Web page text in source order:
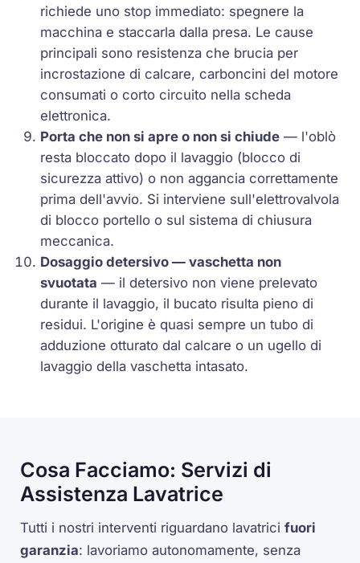
richiede uno stop immediato: spegnere la
macchina e staccarla dalla presa. Le cause
principali sono resistenza che brucia per
incrostazione di calcare, carboncini del motore
consumati o corto circuito nella scheda
elettronica.
Porta che non si apre o non si chiude — l'oblò
resta bloccato dopo il lavaggio (blocco di
sicurezza attivo) o non aggancia correttamente
prima dell'avvio. Si interviene sull'elettrovalvola
di blocco portello o sul sistema di chiusura
meccanica.
Dosaggio detersivo — vaschetta non
svuotata — il detersivo non viene prelevato
durante il lavaggio, il bucato risulta pieno di
residui. L'origine è quasi sempre un tubo di
adduzione otturato dal calcare o un ugello di
lavaggio della vaschetta intasato.
Cosa Facciamo: Servizi di
Assistenza Lavatrice
Tutti i nostri interventi riguardano lavatricifuori
garanzia: lavoriamo autonomamente, senza